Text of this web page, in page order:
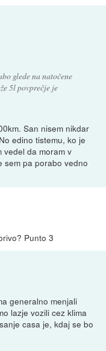
glede na natočene
5l povprečje je
San nisem nikdar
edino tistemu, ko je
vedel da moram v
sem pa porabo vedno
Punto 3
generalno menjali
lazje vozili cez klima
casa je, kdaj se bo